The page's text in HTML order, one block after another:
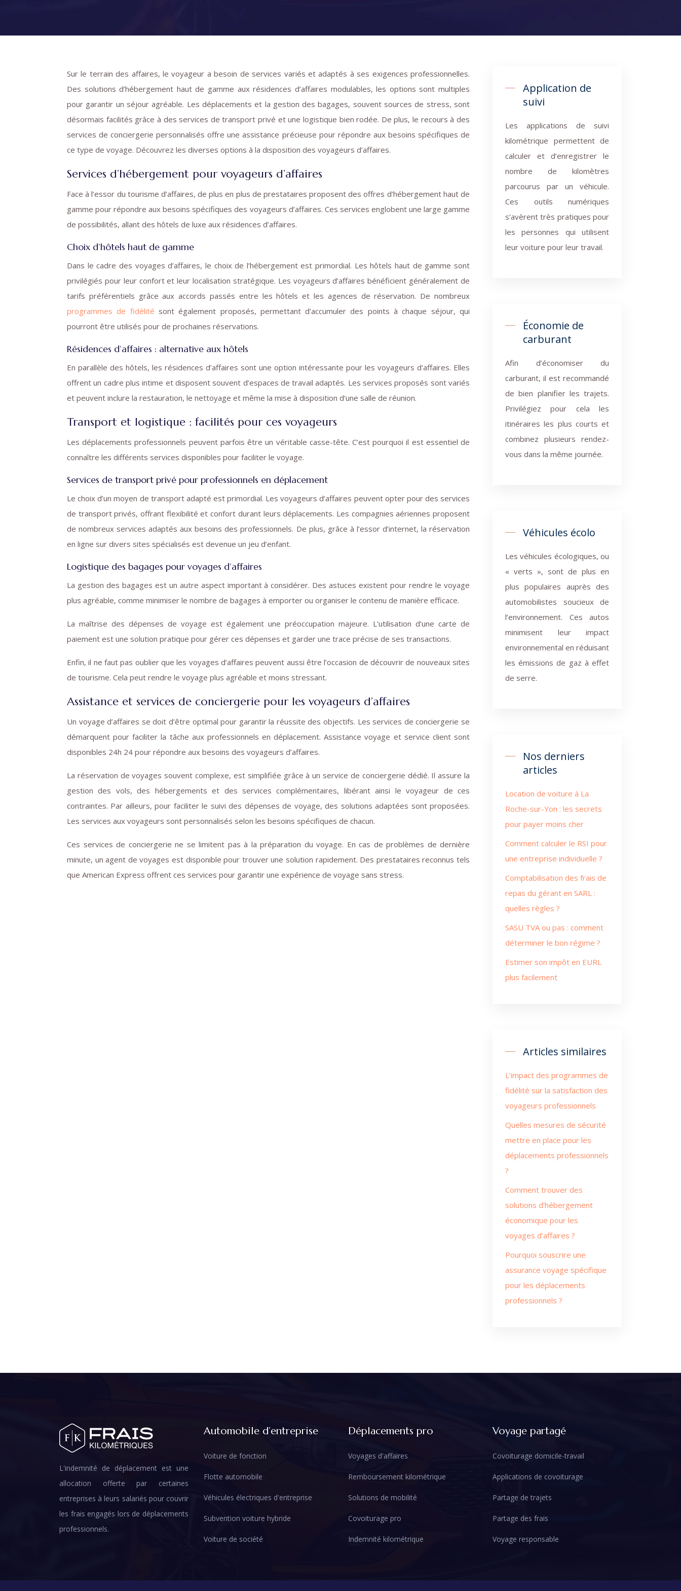
Sur le terrain des affaires, le voyageur a besoin de services variés et adaptés à ses exigences professionnelles.
Des solutions d’hébergement haut de gamme aux résidences d’affaires modulables, les options sont multiples
pour garantir un séjour agréable. Les déplacements et la gestion des bagages, souvent sources de stress, sont
désormais facilités grâce à des services de transport privé et une logistique bien rodée. De plus, le recours à des
services de conciergerie personnalisés offre une assistance précieuse pour répondre aux besoins spécifiques de
ce type de voyage. Découvrez les diverses options à la disposition des voyageurs d’affaires.
Services d’hébergement pour voyageurs d’affaires
Face à l’essor du tourisme d’affaires, de plus en plus de prestataires proposent des offres d’hébergement haut de
gamme pour répondre aux besoins spécifiques des voyageurs d’affaires. Ces services englobent une large gamme
de possibilités, allant des hôtels de luxe aux résidences d’affaires.
Choix d’hôtels haut de gamme
Dans le cadre des voyages d’affaires, le choix de l’hébergement est primordial. Les hôtels haut de gamme sont
privilégiés pour leur confort et leur localisation stratégique. Les voyageurs d’affaires bénéficient généralement de
tarifs préférentiels grâce aux accords passés entre les hôtels et les agences de réservation. De nombreux
programmes de fidélité sont également proposés, permettant d’accumuler des points à chaque séjour, qui
pourront être utilisés pour de prochaines réservations.
Résidences d’affaires : alternative aux hôtels
En parallèle des hôtels, les résidences d’affaires sont une option intéressante pour les voyageurs d’affaires. Elles
offrent un cadre plus intime et disposent souvent d’espaces de travail adaptés. Les services proposés sont variés
et peuvent inclure la restauration, le nettoyage et même la mise à disposition d’une salle de réunion.
Transport et logistique : facilités pour ces voyageurs
Les déplacements professionnels peuvent parfois être un véritable casse-tête. C’est pourquoi il est essentiel de
connaître les différents services disponibles pour faciliter le voyage.
Services de transport privé pour professionnels en déplacement
Le choix d’un moyen de transport adapté est primordial. Les voyageurs d’affaires peuvent opter pour des services
de transport privés, offrant flexibilité et confort durant leurs déplacements. Les compagnies aériennes proposent
de nombreux services adaptés aux besoins des professionnels. De plus, grâce à l’essor d’internet, la réservation
en ligne sur divers sites spécialisés est devenue un jeu d’enfant.
Logistique des bagages pour voyages d’affaires
La gestion des bagages est un autre aspect important à considérer. Des astuces existent pour rendre le voyage
plus agréable, comme minimiser le nombre de bagages à emporter ou organiser le contenu de manière efficace.
La maîtrise des dépenses de voyage est également une préoccupation majeure. L’utilisation d’une carte de
paiement est une solution pratique pour gérer ces dépenses et garder une trace précise de ses transactions.
Enfin, il ne faut pas oublier que les voyages d’affaires peuvent aussi être l’occasion de découvrir de nouveaux sites
de tourisme. Cela peut rendre le voyage plus agréable et moins stressant.
Assistance et services de conciergerie pour les voyageurs d’affaires
Un voyage d’affaires se doit d’être optimal pour garantir la réussite des objectifs. Les services de conciergerie se
démarquent pour faciliter la tâche aux professionnels en déplacement. Assistance voyage et service client sont
disponibles 24h 24 pour répondre aux besoins des voyageurs d’affaires.
La réservation de voyages souvent complexe, est simplifiée grâce à un service de conciergerie dédié. Il assure la
gestion des vols, des hébergements et des services complémentaires, libérant ainsi le voyageur de ces
contraintes. Par ailleurs, pour faciliter le suivi des dépenses de voyage, des solutions adaptées sont proposées.
Les services aux voyageurs sont personnalisés selon les besoins spécifiques de chacun.
Ces services de conciergerie ne se limitent pas à la préparation du voyage. En cas de problèmes de dernière
minute, un agent de voyages est disponible pour trouver une solution rapidement. Des prestataires reconnus tels
que American Express offrent ces services pour garantir une expérience de voyage sans stress.
Application de
suivi
Les applications de suivi
kilométrique permettent de
calculer et d’enregistrer le
nombre de kilomètres
parcourus par un véhicule.
Ces outils numériques
s’avèrent très pratiques pour
les personnes qui utilisent
leur voiture pour leur travail.
Économie de
carburant
Afin d’économiser du
carburant, il est recommandé
de bien planifier les trajets.
Privilégiez pour cela les
itinéraires les plus courts et
combinez plusieurs rendez-
vous dans la même journée.
Véhicules écolo
Les véhicules écologiques, ou
« verts », sont de plus en
plus populaires auprès des
automobilistes soucieux de
l’environnement. Ces autos
minimisent leur impact
environnemental en réduisant
les émissions de gaz à effet
de serre.
Nos derniers
articles
Location de voiture à La
Roche-sur-Yon : les secrets
pour payer moins cher
Comment calculer le RSI pour
une entreprise individuelle ?
Comptabilisation des frais de
repas du gérant en SARL :
quelles règles ?
SASU TVA ou pas : comment
déterminer le bon régime ?
Estimer son impôt en EURL
plus facilement
Articles similaires
L’impact des programmes de
fidélité sur la satisfaction des
voyageurs professionnels
Quelles mesures de sécurité
mettre en place pour les
déplacements professionnels
?
Comment trouver des
solutions d’hébergement
économique pour les
voyages d’affaires ?
Pourquoi souscrire une
assurance voyage spécifique
pour les déplacements
professionnels ?
L'indemnité de déplacement est une
allocation offerte par certaines
entreprises à leurs salariés pour couvrir
les frais engagés lors de déplacements
professionnels.
Automobile d’entreprise
Voiture de fonction
Flotte automobile
Véhicules électriques d'entreprise
Subvention voiture hybride
Voiture de société
Déplacements pro
Voyages d'affaires
Remboursement kilométrique
Solutions de mobilité
Covoiturage pro
Indemnité kilométrique
Voyage partagé
Covoiturage domicile-travail
Applications de covoiturage
Partage de trajets
Partage des frais
Voyage responsable